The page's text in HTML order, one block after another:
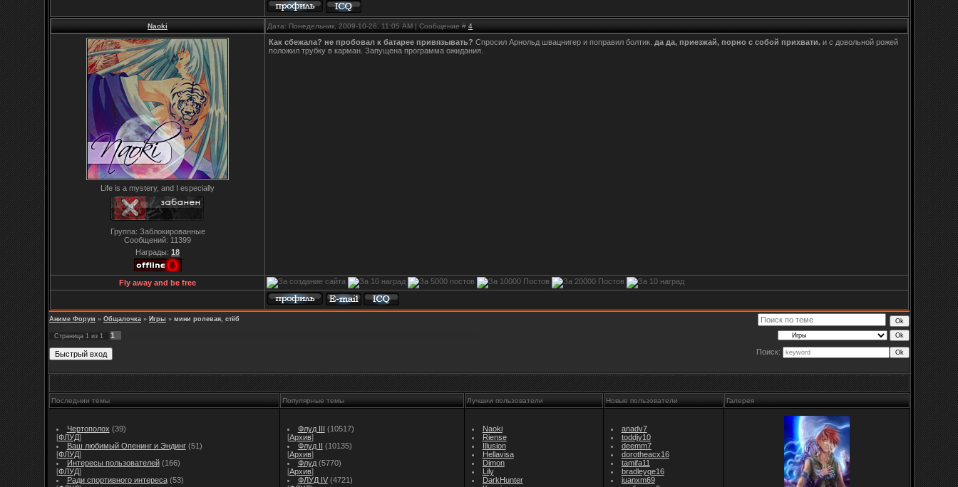
Naoki Дата: Понедельник, 2009-10-26, 11:05 AM | Сообщение # 4
Life is a mystery, and I especially
Группа: Заблокированные
Сообщений: 11399
Награды: 18
Как сбежала? не пробовал к батарее привязывать? Спросил Арнольд швацнигер и поправил болтик. да да, приезжай, порно с собой прихвати. и с довольной рожей
положил трубку в карман. Запущена программа ожидания.
Fly away and be free
Аниме Форум » Общалочка » Игры » мини ролевая, стёб
Страница 1 из 1
1
Поиск:
Последнии темы Популярные темы Лучшии пользователи Новые пользователи Галерея
Чертополох (39)
[ФЛУД]
Ваш любимый Опенинг и Эндинг (51)
[ФЛУД]
Интересы пользователей (166)
[ФЛУД]
Ради спортивного интереса (53)
Флуд III (10517)
[Архив]
Флуд II (10135)
[Архив]
Флуд (5770)
[Архив]
ФЛУД IV (4721)
Naoki
Riense
Illusion
Hellavisa
Dimon
Lily
DarkHunter
anadv7
toddjy10
deemm7
dorotheacx16
tamifa11
bradleyqe16
juanxm69